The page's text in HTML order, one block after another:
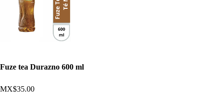
Fuze tea Durazno 600 ml
MX$35.00